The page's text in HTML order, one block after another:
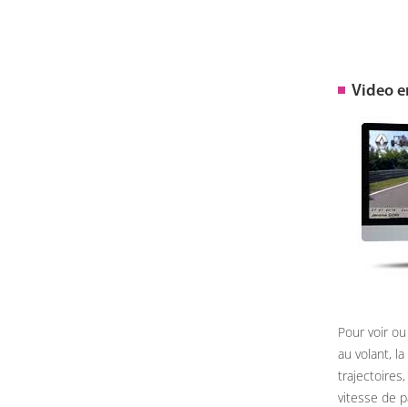
Video
Pour voir
au volant,
vitesse de